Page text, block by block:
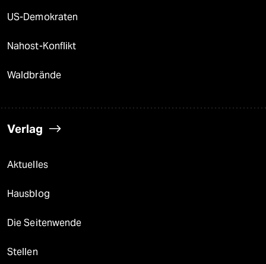
US-Demokraten
Nahost-Konflikt
Waldbrände
Verlag
Aktuelles
Hausblog
Die Seitenwende
Stellen